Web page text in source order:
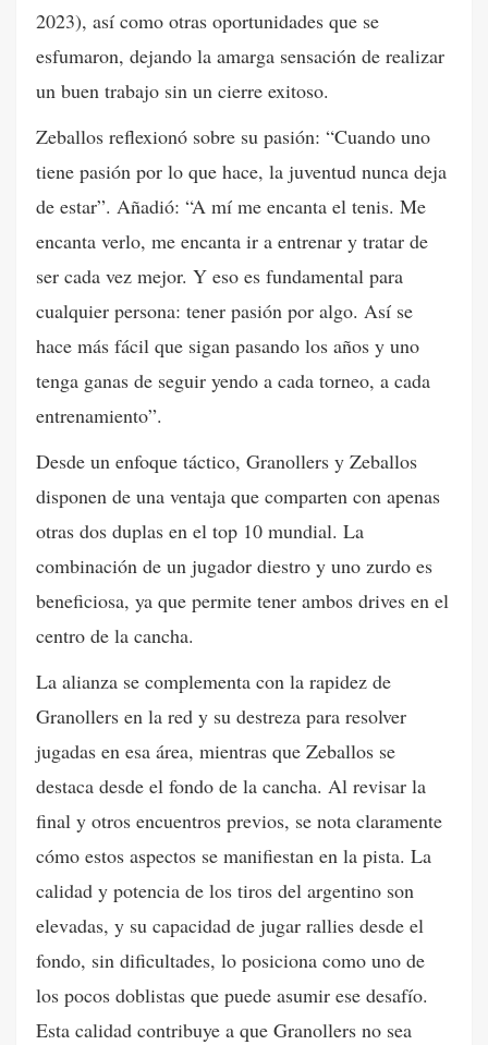
2023), así como otras oportunidades que se
esfumaron, dejando la amarga sensación de realizar
un buen trabajo sin un cierre exitoso.
Zeballos reflexionó sobre su pasión: “Cuando uno
tiene pasión por lo que hace, la juventud nunca deja
de estar”. Añadió: “A mí me encanta el tenis. Me
encanta verlo, me encanta ir a entrenar y tratar de
ser cada vez mejor. Y eso es fundamental para
cualquier persona: tener pasión por algo. Así se
hace más fácil que sigan pasando los años y uno
tenga ganas de seguir yendo a cada torneo, a cada
entrenamiento”.
Desde un enfoque táctico, Granollers y Zeballos
disponen de una ventaja que comparten con apenas
otras dos duplas en el top 10 mundial. La
combinación de un jugador diestro y uno zurdo es
beneficiosa, ya que permite tener ambos drives en el
centro de la cancha.
La alianza se complementa con la rapidez de
Granollers en la red y su destreza para resolver
jugadas en esa área, mientras que Zeballos se
destaca desde el fondo de la cancha. Al revisar la
final y otros encuentros previos, se nota claramente
cómo estos aspectos se manifiestan en la pista. La
calidad y potencia de los tiros del argentino son
elevadas, y su capacidad de jugar rallies desde el
fondo, sin dificultades, lo posiciona como uno de
los pocos doblistas que puede asumir ese desafío.
Esta calidad contribuye a que Granollers no sea